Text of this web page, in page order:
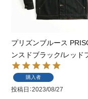
プリズンブルース
ンスドブラック/レッド
購入者
投稿日 2023/08/27